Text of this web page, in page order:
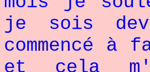
je sois
commencé
et cela